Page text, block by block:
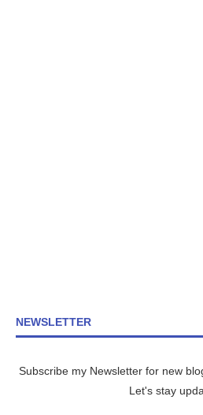
NEWSLETTER
Subscribe my Newsletter for new
Let's stay